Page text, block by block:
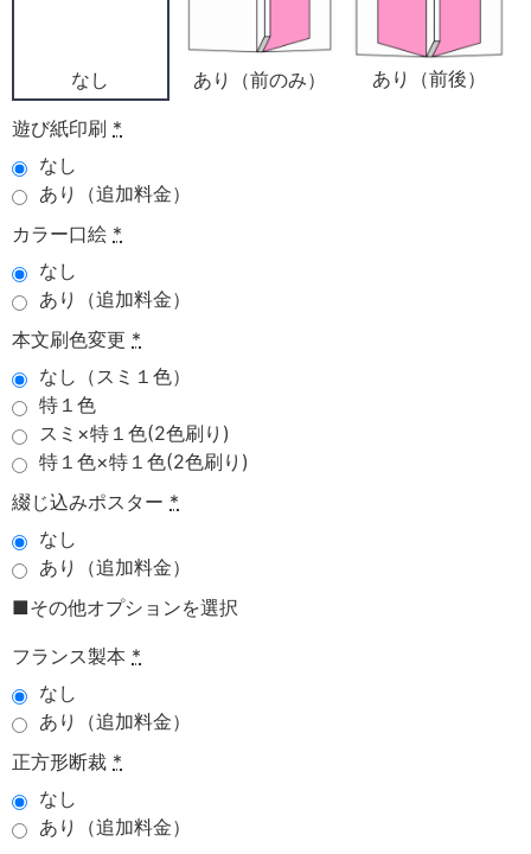
なし あり（前のみ） あり（前後）
遊び紙印刷 *
なし
あり（追加料金）
カラー口絵 *
なし
あり（追加料金）
本文刷色変更 *
なし（スミ１色）
特１色
スミ×特１色(2色刷り)
特１色×特１色(2色刷り)
綴じ込みポスター *
なし
あり（追加料金）
■その他オプションを選択
フランス製本 *
なし
あり（追加料金）
正方形断裁 *
なし
あり（追加料金）